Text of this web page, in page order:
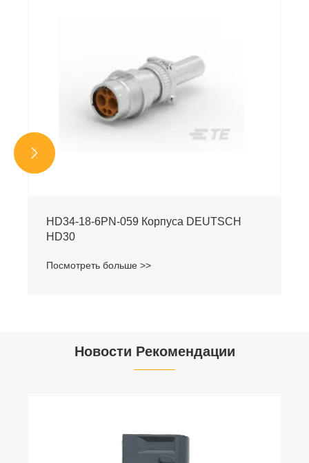
HD34-18-6PN-059 Корпуса DEUTSCH
HD30
Посмотреть больше >>


Новости Рекомендации